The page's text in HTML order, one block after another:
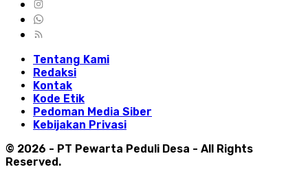
Tentang Kami
Redaksi
Kontak
Kode Etik
Pedoman Media Siber
Kebijakan Privasi
© 2026 - PT Pewarta Peduli Desa - All Rights
Reserved.